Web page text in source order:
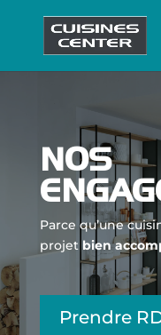
NOS
Parce qu’une
projet bien
Prendre